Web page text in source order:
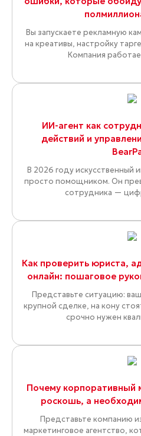
Вы запускаете рекламную
на креативы, настройку
Компания
ИИ-агент как
действий и
В 2026 году искусственный
просто помощником. Он
сотрудника —
Как проверить юриста,
онлайн: пошаговое
Представьте ситуацию:
крупной сделке, на кону
срочно нужен
Почему корпоративный
роскошь, а
Представьте компанию
маркетинговое агентство,